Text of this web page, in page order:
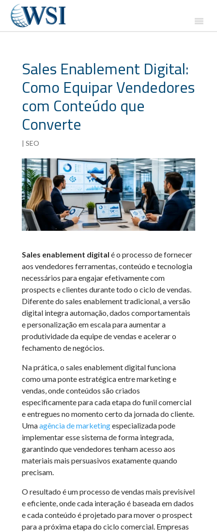
Sales Enablement Digital:
Como Equipar Vendedores
com Conteúdo que
Converte
| SEO
Sales enablement digital é o processo de fornecer
aos vendedores ferramentas, conteúdo e tecnologia
necessários para engajar efetivamente com
prospects e clientes durante todo o ciclo de vendas.
Diferente do sales enablement tradicional, a versão
digital integra automação, dados comportamentais
e personalização em escala para aumentar a
produtividade da equipe de vendas e acelerar o
fechamento de negócios.
Na prática, o sales enablement digital funciona
como uma ponte estratégica entre marketing e
vendas, onde conteúdos são criados
especificamente para cada etapa do funil comercial
e entregues no momento certo da jornada do cliente.
Umaagência de marketingespecializada pode
implementar esse sistema de forma integrada,
garantindo que vendedores tenham acesso aos
materiais mais persuasivos exatamente quando
precisam.
O resultado é um processo de vendas mais previsível
e eficiente, onde cada interação é baseada em dados
e cada conteúdo é projetado para mover o prospect
para a próxima etapa do ciclo comercial. Empresas